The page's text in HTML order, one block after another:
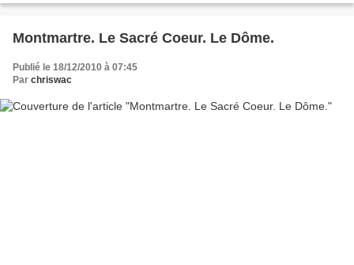
Montmartre. Le Sacré Coeur. Le Dôme.
Publié le 18/12/2010 à 07:45
Par chriswac